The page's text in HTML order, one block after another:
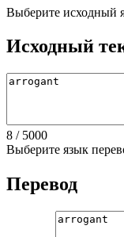
Выберите исходный
Исходный
8 / 5000
Выберите язык
Перевод